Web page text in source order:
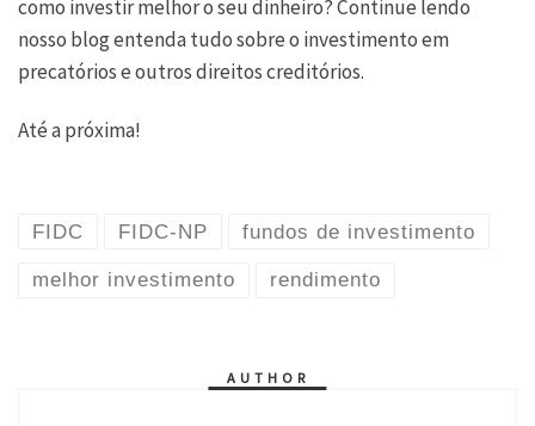
como investir melhor o seu dinheiro? Continue lendo
nosso blog entenda tudo sobre o investimento em
precatórios e outros direitos creditórios.
Até a próxima!
FIDC FIDC-NP fundos de investimento
melhor investimento rendimento
AUTHOR